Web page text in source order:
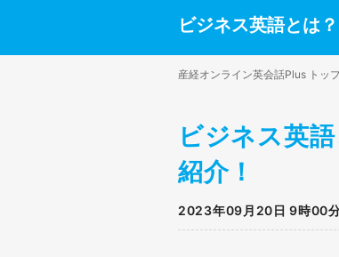
ビジネス英語とは
産経オンライン英会話Plus トッ
ビジネス英
紹介！
2023年09月20日 9時00